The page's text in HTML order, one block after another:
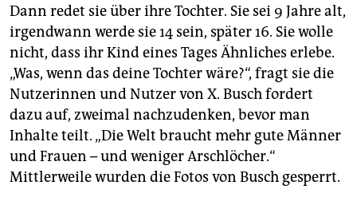
Dann redet sie über ihre Tochter. Sie sei 9 Jahre alt,
irgendwann werde sie 14 sein, später 16. Sie wolle
nicht, dass ihr Kind eines Tages Ähnliches erlebe.
„Was, wenn das deine Tochter wäre?“, fragt sie die
Nutzerinnen und Nutzer von X. Busch fordert
dazu auf, zweimal nachzudenken, bevor man
Inhalte teilt. „Die Welt braucht mehr gute Männer
und Frauen – und weniger Arschlöcher.“
Mittlerweile wurden die Fotos von Busch gesperrt.